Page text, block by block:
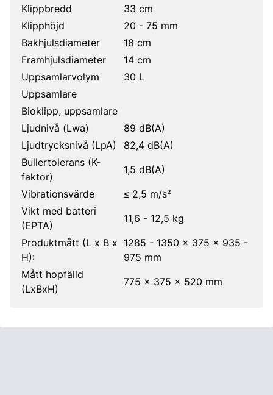
Klippbredd
33 cm
Klipphöjd
20 - 75 mm
Bakhjulsdiameter
18 cm
Framhjulsdiameter
14 cm
Uppsamlarvolym
30 L
Uppsamlare
Bioklipp, uppsamlare
Ljudnivå (Lwa)
89 dB(A)
Ljudtrycksnivå (LpA)
82,4 dB(A)
Bullertolerans (K-
faktor)
1,5 dB(A)
Vibrationsvärde
≤ 2,5 m/s²
Vikt med batteri
(EPTA)
11,6 - 12,5 kg
Produktmått (L x B x
H):
1285 - 1350 x 375 x 935 -
975 mm
Mått hopfälld
(LxBxH)
775 x 375 x 520 mm